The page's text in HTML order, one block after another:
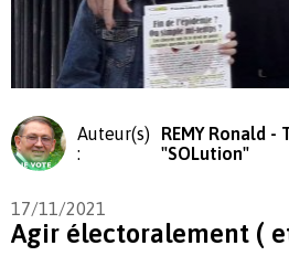
Auteur(s)
:
REMY Ronald
"SOLution"
17/11/2021
Agir électoralement (